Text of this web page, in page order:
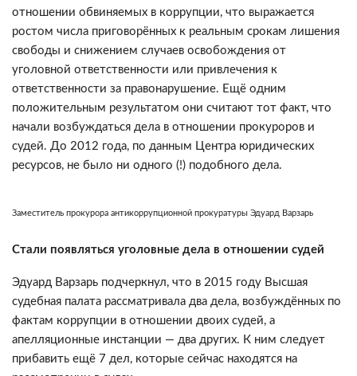
отношении обвиняемых в коррупции, что выражается
ростом числа приговорённых к реальным срокам лишения
свободы и снижением случаев освобождения от
уголовной ответственности или привлечения к
ответственности за правонарушение. Ещё одним
положительным результатом они считают тот факт, что
начали возбуждаться дела в отношении прокуроров и
судей. До 2012 года, по данным Центра юридических
ресурсов, не было ни одного (!) подобного дела.
Заместитель прокурора антикоррупционной прокуратуры Эдуард Варзарь
Стали появляться уголовные дела в отношении судей
Эдуард Варзарь подчеркнул, что в 2015 году Высшая
судебная палата рассматривала два дела, возбуждённых по
фактам коррупции в отношении двоих судей, а
апелляционные инстанции — два других. К ним следует
прибавить ещё 7 дел, которые сейчас находятся на